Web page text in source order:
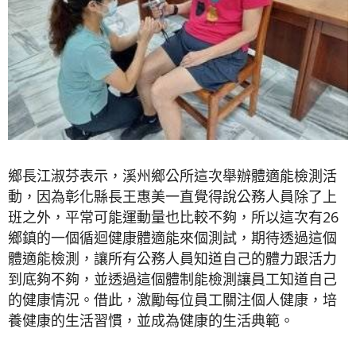
鄉長江淑芬表示，溪州鄉公所這次舉辦體適能檢測活
動，因為彰化縣長王惠美一直覺得說公務人員除了上
班之外，平常可能運動量也比較不夠，所以這次有26
鄉鎮的一個循迴健康體適能來個測試，期待透過這個
體適能檢測，讓所有公務人員知道自己的體力跟活力
到底夠不夠，並透過這個體制能檢測讓員工知道自己
的健康情況。借此，激勵每位員工關注個人健康，培
養健康的生活習慣，並成為健康的生活典範。